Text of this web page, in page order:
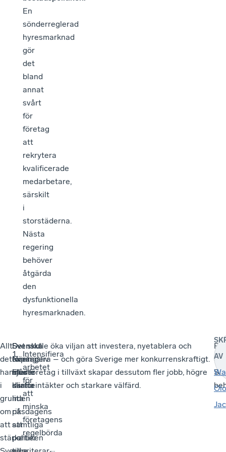
En
sönderreglerad
hyresmarknad
gör
det
bland
annat
svårt
för
företag
att
rekrytera
kvalificerade
medarbetare,
särskilt
i
storstäderna.
Nästa
regering
behöver
åtgärda
den
dysfunktionella
hyresmarknaden.
Allt
detta
handlar
i
grunden
om
att
stärka
Svenskt
Näringsliv
bjuder
därför
in
riksdagens
samtliga
partier
Intensifiera
arbetet
för
att
minska
företagens
regelbörda
Svenska
företag
måste
kunna
lita
på
att
politiken
Det skulle öka viljan att investera, nyetablera och
expandera – och göra Sverige mer konkurrenskraftigt.
Fler företag i tillväxt skapar dessutom fler jobb, högre
skatteintäkter och starkare välfärd.
det
AV